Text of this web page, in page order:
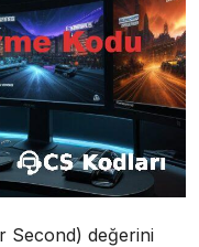
Second) değerini